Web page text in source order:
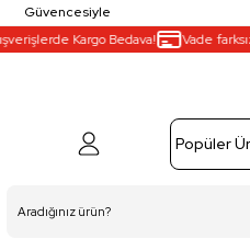
Güvencesiyle
Kargo Bedava!
Vade
Popüler